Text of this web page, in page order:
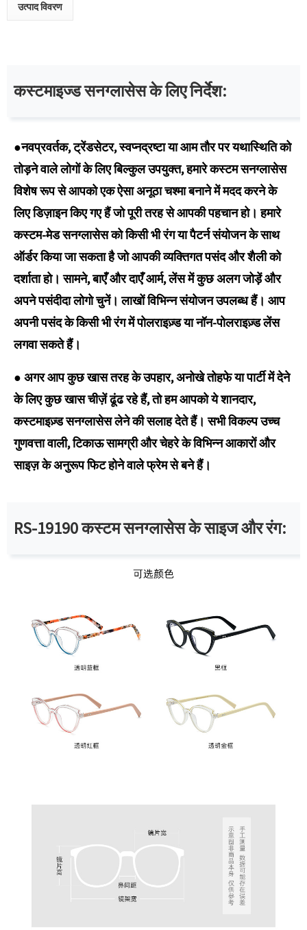
उत्पाद विवरण
कस्टमाइज्ड सनग्लासेस के लिए निर्देश:
●नवप्रवर्तक, ट्रेंडसेटर, स्वप्नद्रष्टा या आम तौर पर यथास्थिति को
तोड़ने वाले लोगों के लिए बिल्कुल उपयुक्त, हमारे कस्टम सनग्लासेस
विशेष रूप से आपको एक ऐसा अनूठा चश्मा बनाने में मदद करने के
लिए डिज़ाइन किए गए हैं जो पूरी तरह से आपकी पहचान हो। हमारे
कस्टम-मेड सनग्लासेस को किसी भी रंग या पैटर्न संयोजन के साथ
ऑर्डर किया जा सकता है जो आपकी व्यक्तिगत पसंद और शैली को
दर्शाता हो। सामने, बाएँ और दाएँ आर्म, लेंस में कुछ अलग जोड़ें और
अपने पसंदीदा लोगो चुनें। लाखों विभिन्न संयोजन उपलब्ध हैं। आप
अपनी पसंद के किसी भी रंग में पोलराइज़्ड या नॉन-पोलराइज़्ड लेंस
लगवा सकते हैं।
● अगर आप कुछ खास तरह के उपहार, अनोखे तोहफे या पार्टी में देने
के लिए कुछ खास चीज़ें ढूंढ रहे हैं, तो हम आपको ये शानदार,
कस्टमाइज़्ड सनग्लासेस लेने की सलाह देते हैं। सभी विकल्प उच्च
गुणवत्ता वाली, टिकाऊ सामग्री और चेहरे के विभिन्न आकारों और
साइज़ के अनुरूप फिट होने वाले फ्रेम से बने हैं।
RS-19190 कस्टम सनग्लासेस के साइज और रंग: